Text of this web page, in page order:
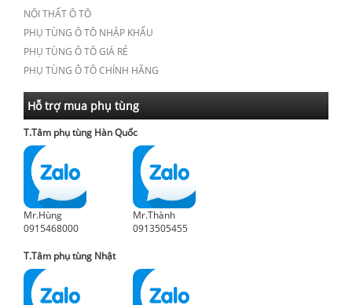
NỘI THẤT Ô TÔ
PHỤ TÙNG Ô TÔ NHẬP KHẨU
PHỤ TÙNG Ô TÔ GIÁ RẺ
PHỤ TÙNG Ô TÔ CHÍNH HÃNG
Hỗ trợ mua phụ tùng
T.Tâm phụ tùng Hàn Quốc
Mr.Hùng
0915468000
Mr.Thành
0913505455
T.Tâm phụ tùng Nhật